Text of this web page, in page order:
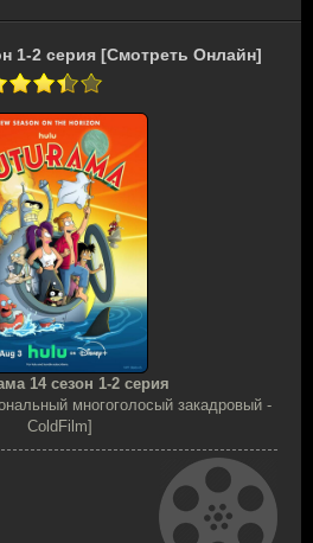
1-2 серия [Смотреть Онлайн]
14 сезон 1-2 серия
многоголосый закадровый -
ColdFilm]